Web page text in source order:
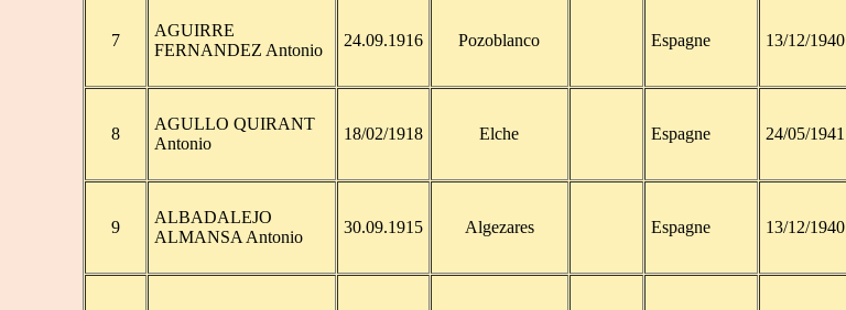
7
AGUIRRE
FERNANDEZ Antonio
24.09.1916 Pozoblanco Espagne 13/12/1940
8
AGULLO QUIRANT
Antonio
18/02/1918 Elche Espagne 24/05/1941
9
ALBADALEJO
ALMANSA Antonio
30.09.1915 Algezares Espagne 13/12/1940